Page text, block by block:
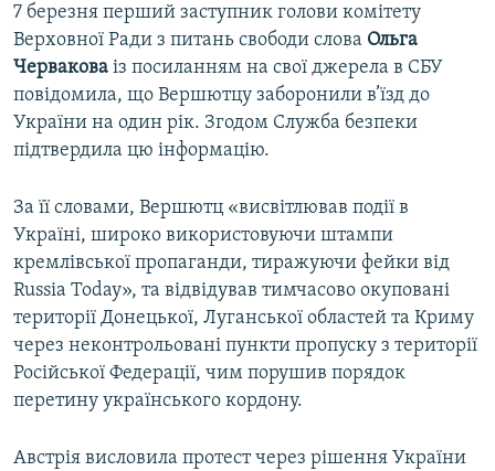
7 березня перший заступник голови комітету
Верховної Ради з питань свободи слова Ольга
Червакова із посиланням на свої джерела в СБУ
повідомила, що Вершютцу заборонили в’їзд до
України на один рік. Згодом Служба безпеки
підтвердила цю інформацію.
За її словами, Вершютц «висвітлював події в
Україні, широко використовуючи штампи
кремлівської пропаганди, тиражуючи фейки від
Russia Today», та відвідував тимчасово окуповані
території Донецької, Луганської областей та Криму
через неконтрольовані пункти пропуску з території
Російської Федерації, чим порушив порядок
перетину українського кордону.
Австрія висловила протест через рішення України